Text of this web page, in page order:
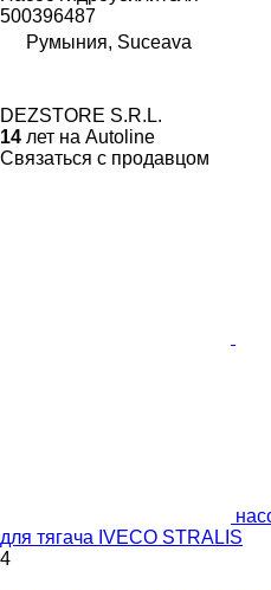
500396487
Румыния, Suceava
DEZSTORE S.R.L.
14 лет на Autoline
Связаться с продавцом
для тягача IVECO STRALIS
4